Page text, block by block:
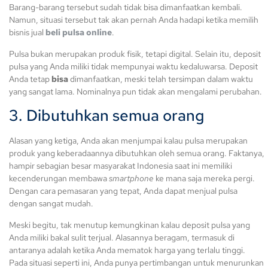
Barang-barang tersebut sudah tidak bisa dimanfaatkan kembali.
Namun, situasi tersebut tak akan pernah Anda hadapi ketika memilih
bisnis jual beli pulsa online.
Pulsa bukan merupakan produk fisik, tetapi digital. Selain itu, deposit
pulsa yang Anda miliki tidak mempunyai waktu kedaluwarsa. Deposit
Anda tetap bisadimanfaatkan, meski telah tersimpan dalam waktu
yang sangat lama. Nominalnya pun tidak akan mengalami perubahan.
3. Dibutuhkan semua orang
Alasan yang ketiga, Anda akan menjumpai kalau pulsa merupakan
produk yang keberadaannya dibutuhkan oleh semua orang. Faktanya,
hampir sebagian besar masyarakat Indonesia saat ini memiliki
kecenderungan membawasmartphone ke mana saja mereka pergi.
Dengan cara pemasaran yang tepat, Anda dapat menjual pulsa
dengan sangat mudah.
Meski begitu, tak menutup kemungkinan kalau deposit pulsa yang
Anda miliki bakal sulit terjual. Alasannya beragam, termasuk di
antaranya adalah ketika Anda mematok harga yang terlalu tinggi.
Pada situasi seperti ini, Anda punya pertimbangan untuk menurunkan